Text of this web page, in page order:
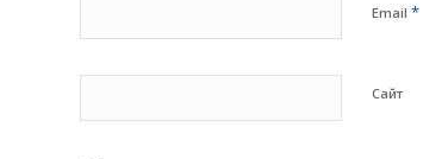
Email *
Сайт